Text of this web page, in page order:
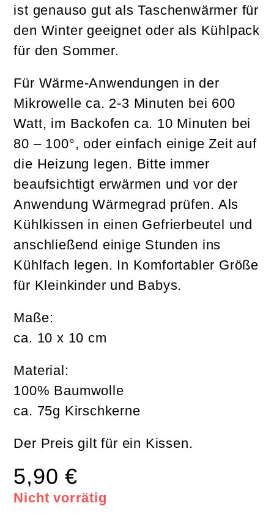
ist genauso gut als Taschenwärmer für
den Winter geeignet oder als Kühlpack
für den Sommer.
Für Wärme-Anwendungen in der
Mikrowelle ca. 2-3 Minuten bei 600
Watt, im Backofen ca. 10 Minuten bei
80 – 100°, oder einfach einige Zeit auf
die Heizung legen. Bitte immer
beaufsichtigt erwärmen und vor der
Anwendung Wärmegrad prüfen. Als
Kühlkissen in einen Gefrierbeutel und
anschließend einige Stunden ins
Kühlfach legen. In Komfortabler Größe
für Kleinkinder und Babys.
Maße:
ca. 10 x 10 cm
Material:
100% Baumwolle
ca. 75g Kirschkerne
Der Preis gilt für ein Kissen.
5,90€
Nicht vorrätig